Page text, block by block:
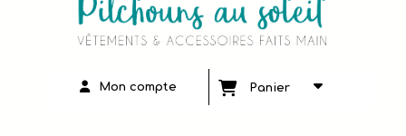
Mon compte Panier